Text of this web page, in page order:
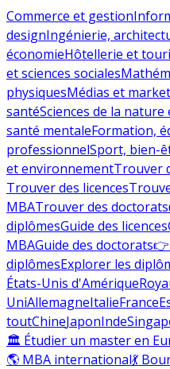
Commerce et gestion
designIngénierie,
économieHôtellerie et
et sciences sociales
physiquesMédias et
santéSciences de la nature
santé mentaleFormation,
professionnelSport, bien-
et environnementTrouver
Trouver des licences
MBATrouver des doctorats
diplômesGuide des licences
MBAGuide des doctorats👉
diplômesExplorer les
États-Unis d'Amérique
UniAllemagneItalieFrance
toutChineJaponInde
🏛 Étudier un master en
🌎 MBA international💃